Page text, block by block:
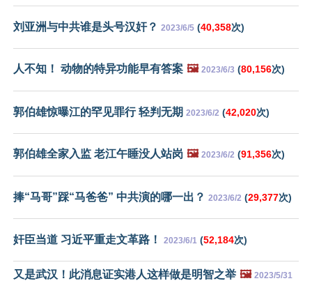
刘亚洲与中共谁是头号汉奸？ 2023/6/5 (40,358次)
人不知！ 动物的特异功能早有答案 🖼️ 2023/6/3 (80,156次)
郭伯雄惊曝江的罕见罪行 轻判无期 2023/6/2 (42,020次)
郭伯雄全家入监 老江午睡没人站岗 🖼️ 2023/6/2 (91,356次)
捧“马哥”踩“马爸爸” 中共演的哪一出？ 2023/6/2 (29,377次)
奸臣当道 习近平重走文革路！ 2023/6/1 (52,184次)
又是武汉！此消息证实港人这样做是明智之举 🖼️ 2023/5/31